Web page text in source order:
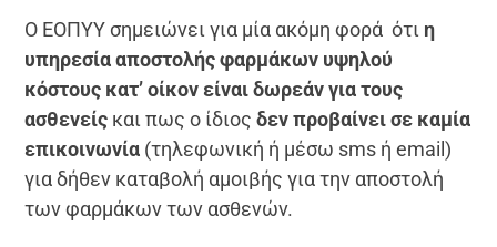
Ο ΕΟΠΥΥ σημειώνει για μία ακόμη φορά ότι η
υπηρεσία αποστολής φαρμάκων υψηλού
κόστους κατ’ οίκον είναιδωρεάν για τους
ασθενείς και πως ο ίδιος δεν προβαίνει σε καμία
επικοινωνία (τηλεφωνική ή μέσω sms ή email)
για δήθεν καταβολή αμοιβής για την αποστολή
των φαρμάκων των ασθενών.